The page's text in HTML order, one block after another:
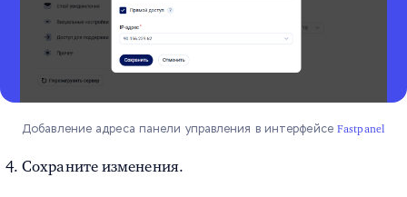
Добавление адреса панели управления в интерфейсе Fastpanel
Сохраните изменения.